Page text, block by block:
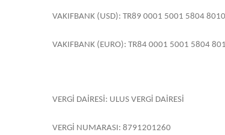
VAKIFBANK (USD): TR89 0001 5001 5804
VAKIFBANK (EURO): TR84 0001 5001 5804
VERGİ DAİRESİ: ULUS VERGİ DAİRESİ
VERGİ NUMARASI: 8791201260